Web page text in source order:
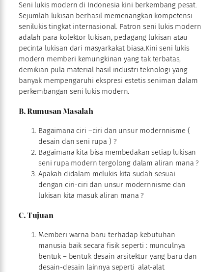
Seni lukis modern di Indonesia kini berkembang pesat.
Sejumlah lukisan berhasil memenangkan kompetensi
senilukis tingkat internasional. Patron seni lukis modern
adalah para kolektor lukisan, pedagang lukisan atau
pecinta lukisan dari masyarkakat biasa.Kini seni lukis
modern memberi kemungkinan yang tak terbatas,
demikian pula material hasil industri teknologi yang
banyak mempengaruhi ekspresi estetis seniman dalam
perkembangan seni lukis modern.
B. Rumusan Masalah
Bagaimana ciri –ciri dan unsur modernnisme (
desain dan seni rupa ) ?
Bagaimana kita bisa membedakan setiap lukisan
seni rupa modern tergolong dalam aliran mana ?
Apakah didalam melukis kita sudah sesuai
dengan ciri-ciri dan unsur modernnisme dan
lukisan kita masuk aliran mana ?
C. Tujuan
Memberi warna baru terhadap kebutuhan
manusia baik secara fisik seperti : munculnya
bentuk – bentuk desain arsitektur yang baru dan
desain-desain lainnya seperti alat-alat